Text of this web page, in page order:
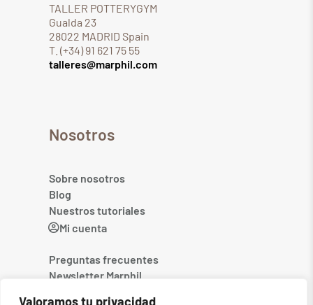
Valoramos tu privacidad
TALLER POTTERYGYM
Gualda 23
28022 MADRID Spain
T. (+34) 91 621 75 55
talleres@marphil.com
Nosotros
Sobre nosotros
Blog
Nuestros tutoriales
Mi cuenta
Preguntas frecuentes
Newsletter Marphil